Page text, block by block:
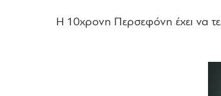
Η 10χρονη Περσεφόνη έχει να